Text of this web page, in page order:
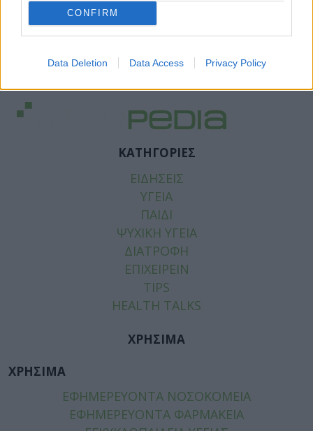
CONFIRM
Data Deletion Data Access Privacy Policy
ΚΑΤΗΓΟΡΙΕΣ
ΕΙΔΗΣΕΙΣ
ΥΓΕΙΑ
ΠΑΙΔΙ
ΨΥΧΙΚΗ ΥΓΕΙΑ
ΔΙΑΤΡΟΦΗ
ΕΠΙΧΕΙΡΕΙΝ
TIPS
HEALTH TALKS
ΧΡΗΣΙΜΑ
ΧΡΗΣΙΜΑ
ΕΦΗΜΕΡΕΥΟΝΤΑ ΝΟΣΟΚΟΜΕΙΑ
ΕΦΗΜΕΡΕΥΟΝΤΑ ΦΑΡΜΑΚΕΙΑ